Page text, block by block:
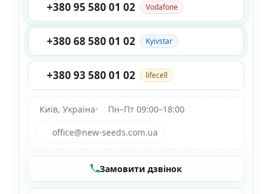
+380 95 580 01 02 Vodafone
+380 68 580 01 02 Kyivstar
+380 93 580 01 02 lifecell
Київ, Україна•
Пн–Пт 09:00–18:00
office@new-seeds.com.ua
Замовити дзвінок